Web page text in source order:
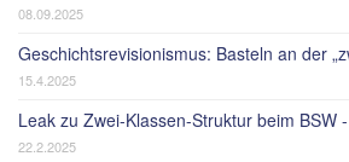
08.09.2025
Geschichtsrevisionismus: Basteln an der
15.4.2025
Leak zu Zwei-Klassen-Struktur beim BSW
22.2.2025